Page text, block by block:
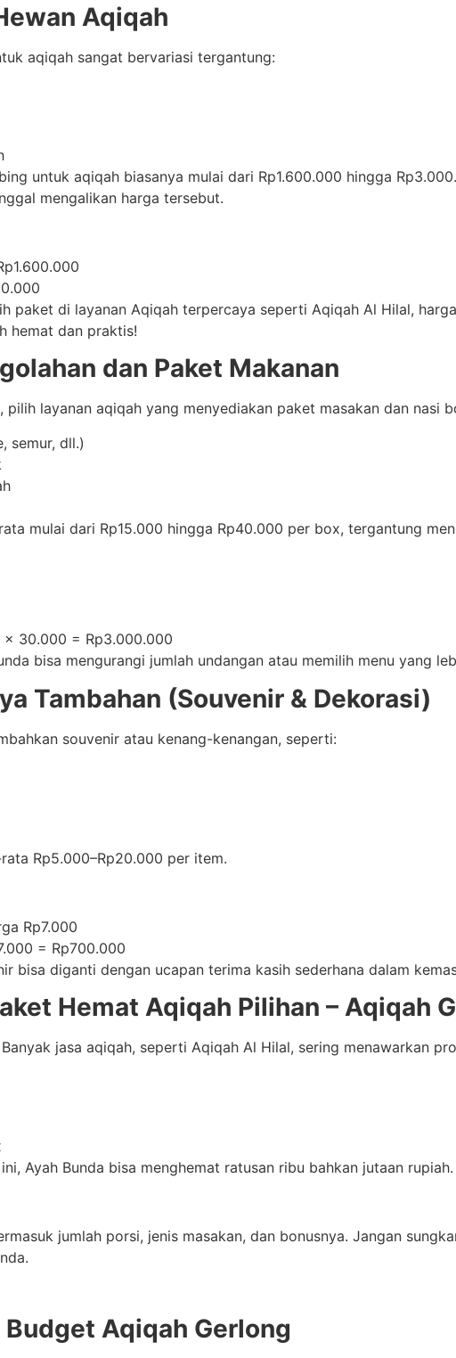
Aqiqah
aqiqah sangat bervariasi tergantung:
untuk aqiqah biasanya mulai dari Rp1.600.000 hingga
mengalikan harga tersebut.
paket di layanan Aqiqah terpercaya seperti Aqiqah Al Hilal,
hemat dan praktis!
dan Paket Makanan
pilih layanan aqiqah yang menyediakan paket masakan dan nasi
semur, dll.)
mulai dari Rp15.000 hingga Rp40.000 per box, tergantung
x 30.000 = Rp3.000.000
bisa mengurangi jumlah undangan atau memilih menu yang
Tambahan (Souvenir & Dekorasi)
souvenir atau kenang-kenangan, seperti:
Rp5.000–Rp20.000 per item.
Rp7.000
= Rp700.000
bisa diganti dengan ucapan terima kasih sederhana dalam
Hemat Aqiqah Pilihan – Aqiqah
jasa aqiqah, seperti Aqiqah Al Hilal, sering menawarkan
Ayah Bunda bisa menghemat ratusan ribu bahkan jutaan rupiah.
jumlah porsi, jenis masakan, dan bonusnya. Jangan
Aqiqah Gerlong